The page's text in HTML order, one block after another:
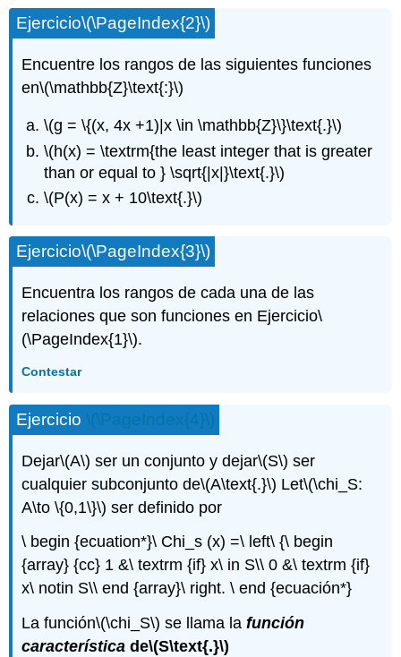
Ejercicio\(\PageIndex{2}\)
Encuentre los rangos de las siguientes funciones
en\(\mathbb{Z}\text{:}\)
\(g = \{(x, 4x +1)|x \in \mathbb{Z}\}\text{.}\)
\(h(x) = \textrm{the least integer that is greater
than or equal to } \sqrt{|x|}\text{.}\)
\(P(x) = x + 10\text{.}\)
Ejercicio\(\PageIndex{3}\)
Encuentra los rangos de cada una de las
relaciones que son funciones en Ejercicio\
(\PageIndex{1}\).
Contestar
Ejercicio \(\PageIndex{4}\)
Dejar\(A\) ser un conjunto y dejar\(S\) ser
cualquier subconjunto de\(A\text{.}\) Let\(\chi_S:
A\to \{0,1\}\) ser definido por
\ begin {ecuation*}\ Chi_s (x) =\ left\ {\ begin
{array} {cc} 1 &\ textrm {if} x\ in S\\ 0 &\ textrm {if}
x\ notin S\\ end {array}\ right. \ end {ecuación*}
La función\(\chi_S\) se llama lafunción
característica de\(S\text{.}\)